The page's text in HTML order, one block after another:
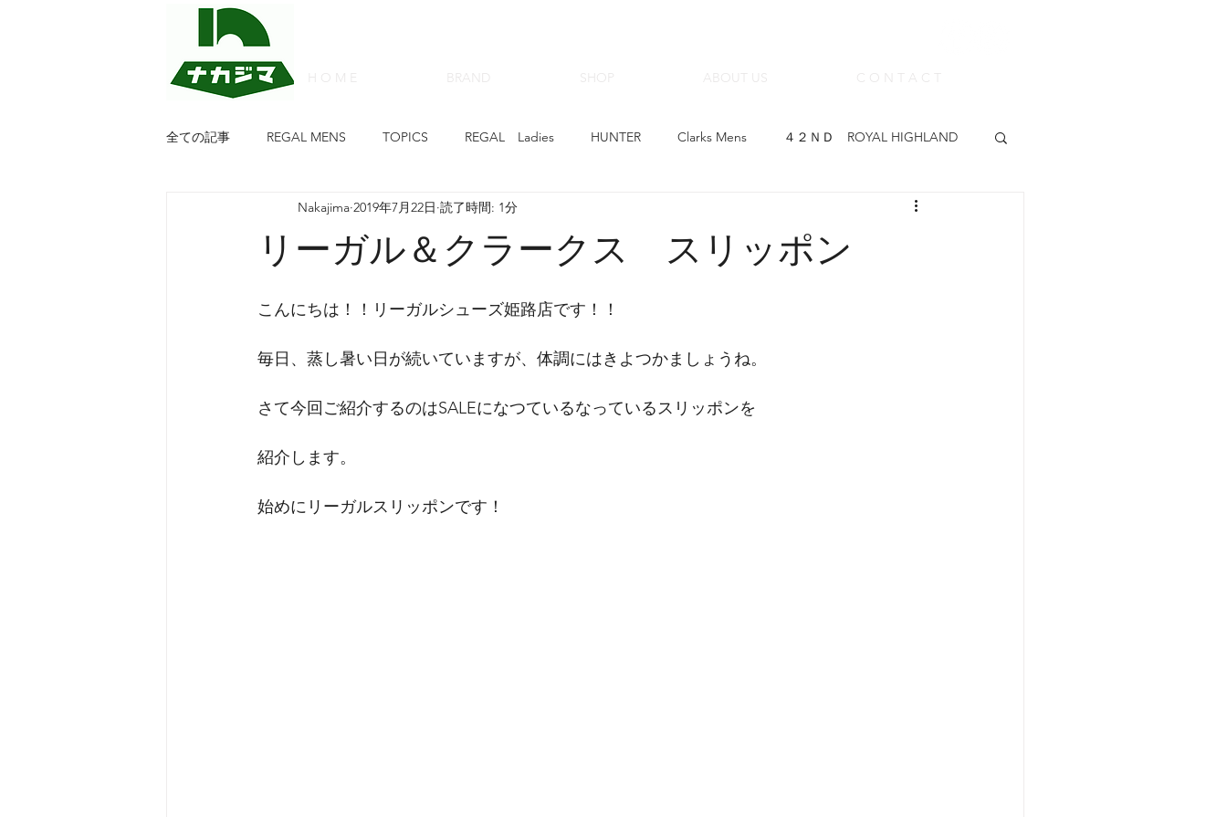
H O M E BRAND ABOUT US
全ての記事 REGAL MENS TOPICS REGAL Ladies HUNTER Clarks Mens ４２ＮＤ ROYAL HIGHLAND
FRED PERRY whoop&#39;-de-doo KEEN
Regal Walker Ladies NATURALIZER Ladies KARHU スピングルムーブ Regal Walker
リーガル＆クラークス スリッポン
Nakajima 2019年7月22日 読了時間: 1分
こんにちは！！リーガルシューズ姫路店です！！
毎日、蒸し暑い日が続いていますが、体調にはきよつかましょうね。
さて今回ご紹介するのはSALEになつているなっているスリッポンを
紹介します。
始めにリーガルスリッポンです！